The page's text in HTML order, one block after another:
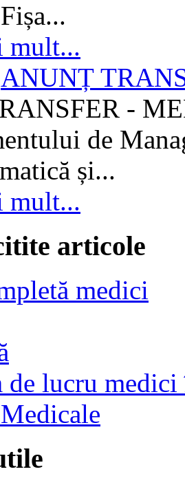
mult...
ANUNȚ
-
de
și...
mult...
articole
medici
de lucru